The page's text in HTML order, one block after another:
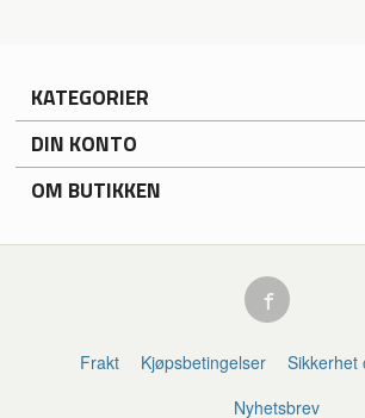
KATEGORIER
DIN KONTO
OM BUTIKKEN
Frakt Kjøpsbetingelser
Sikkerhet
Nyhetsbrev